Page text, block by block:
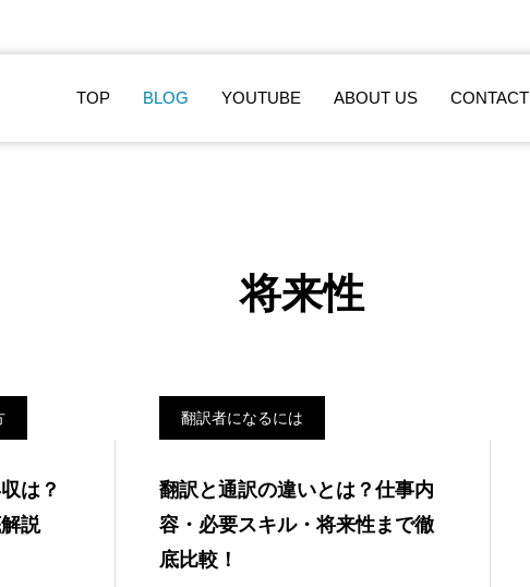
TOP BLOG YOUTUBE ABOUT US CONTACT
将来性
は？
説
翻訳者になるには
翻訳と通訳の違いとは？仕事内
容・必要スキル・将来性まで徹
底比較！